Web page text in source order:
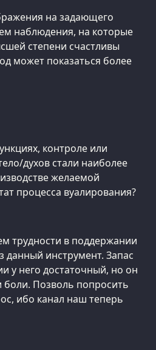
на задающего
наблюдения, на которые
степени счастливы
может показаться более
контроле или
духов стали наиболее
желаемой
процесса вуалирования?
трудности в поддержании
данный инструмент. Запас
у него достаточный, но он
Позволь попросить
ибо канал наш теперь